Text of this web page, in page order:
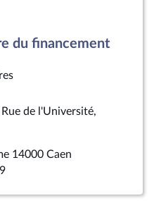
du financement
de l'Université,
14000 Caen